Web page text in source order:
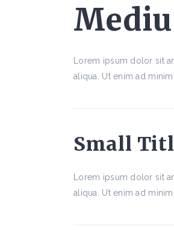
Lorem ipsum dolor sit
aliqua. Ut enim ad
Small
Lorem ipsum dolor sit
aliqua. Ut enim ad